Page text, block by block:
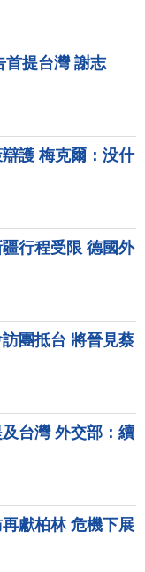
首提台灣 謝志
護 梅克爾：没什
行程受限 德國外
團抵台 將晉見蔡
台灣 外交部：續
獻柏林 危機下展